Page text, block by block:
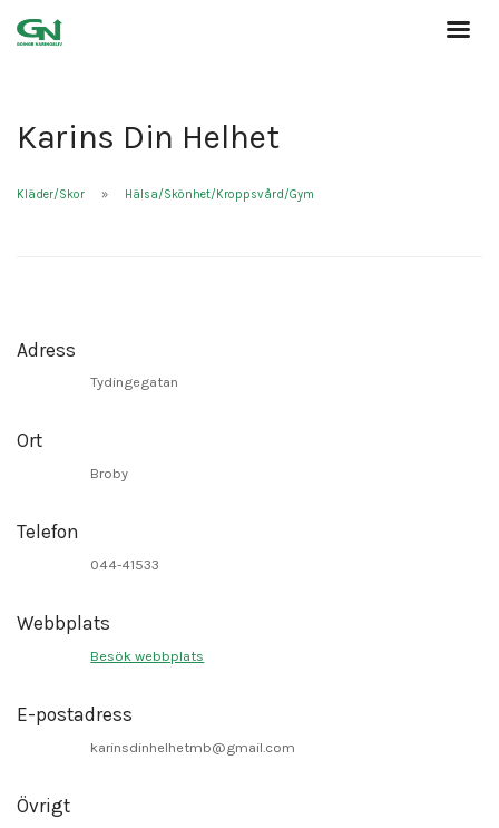
Karins Din Helhet
Kläder/Skor Hälsa/Skönhet/Kroppsvård/Gym
Adress
Tydingegatan
Ort
Broby
Telefon
044-41533
Webbplats
Besök webbplats
E-postadress
karinsdinhelhetmb@gmail.com
Övrigt